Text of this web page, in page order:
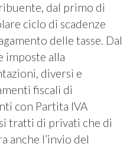
dal primo di
ciclo di scadenze
delle tasse. Dal
imposte alla
diversi e
fiscali di
con Partita IVA
tratti di privati che di
anche l’invio del